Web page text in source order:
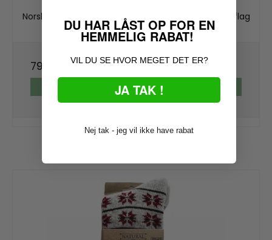
Norske uldsokker i 8o% ren uld med lille dekorativt flag
11
79,00 DKK
VIS PRODUKT
DU HAR LÅST OP FOR EN
HEMMELIG RABAT!
VIL DU SE HVOR MEGET DET ER?
JA TAK !
Nej tak - jeg vil ikke have rabat